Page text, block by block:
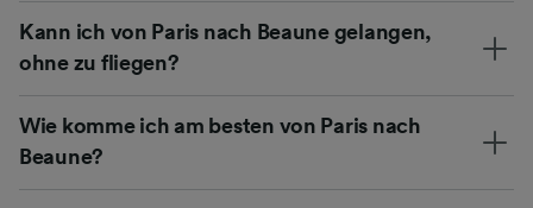
Kann ich von Paris nach Beaune gelangen,
ohne zu fliegen?
Wie komme ich am besten von Paris nach
Beaune?